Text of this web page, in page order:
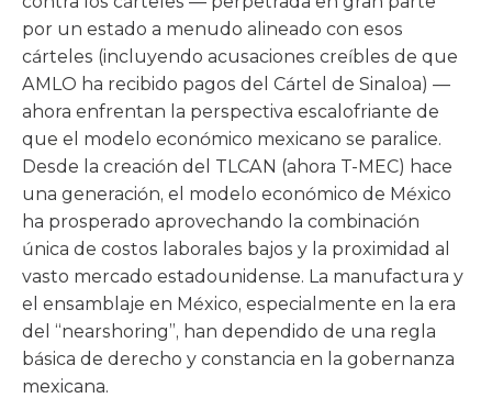
por un estado a menudo alineado con esos
cárteles (incluyendo acusaciones creíbles de que
AMLO ha recibido pagos del Cártel de Sinaloa) —
ahora enfrentan la perspectiva escalofriante de
que el modelo económico mexicano se paralice.
Desde la creación del TLCAN (ahora T-MEC) hace
una generación, el modelo económico de México
ha prosperado aprovechando la combinación
única de costos laborales bajos y la proximidad al
vasto mercado estadounidense. La manufactura y
el ensamblaje en México, especialmente en la era
del “nearshoring”, han dependido de una regla
básica de derecho y constancia en la gobernanza
mexicana.